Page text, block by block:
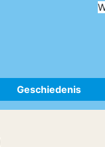
Geschiedenis